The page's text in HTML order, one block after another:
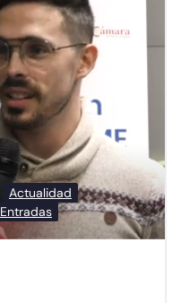
Actualidad
Entradas